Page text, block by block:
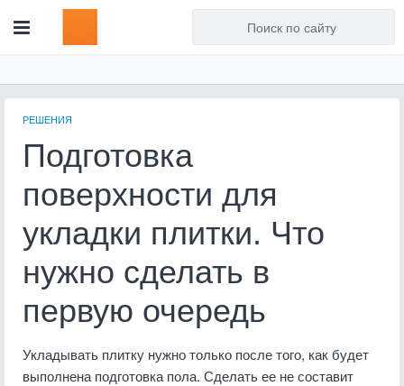
РЕШЕНИЯ
Подготовка
поверхности для
укладки плитки. Что
нужно сделать в
первую очередь
Укладывать плитку нужно только после того, как будет
выполнена подготовка пола. Сделать ее не составит
Для любых предложений по
сайту: artist71@cp9.ru